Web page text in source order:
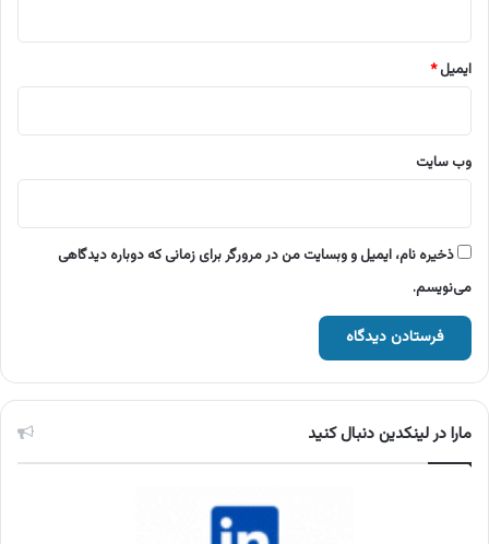
ایمیل*
وب‌ سایت
ذخیره نام، ایمیل و وبسایت من در مرورگر برای زمانی که دوباره دیدگاهی
می‌نویسم.
مارا در لینکدین دنبال کنید